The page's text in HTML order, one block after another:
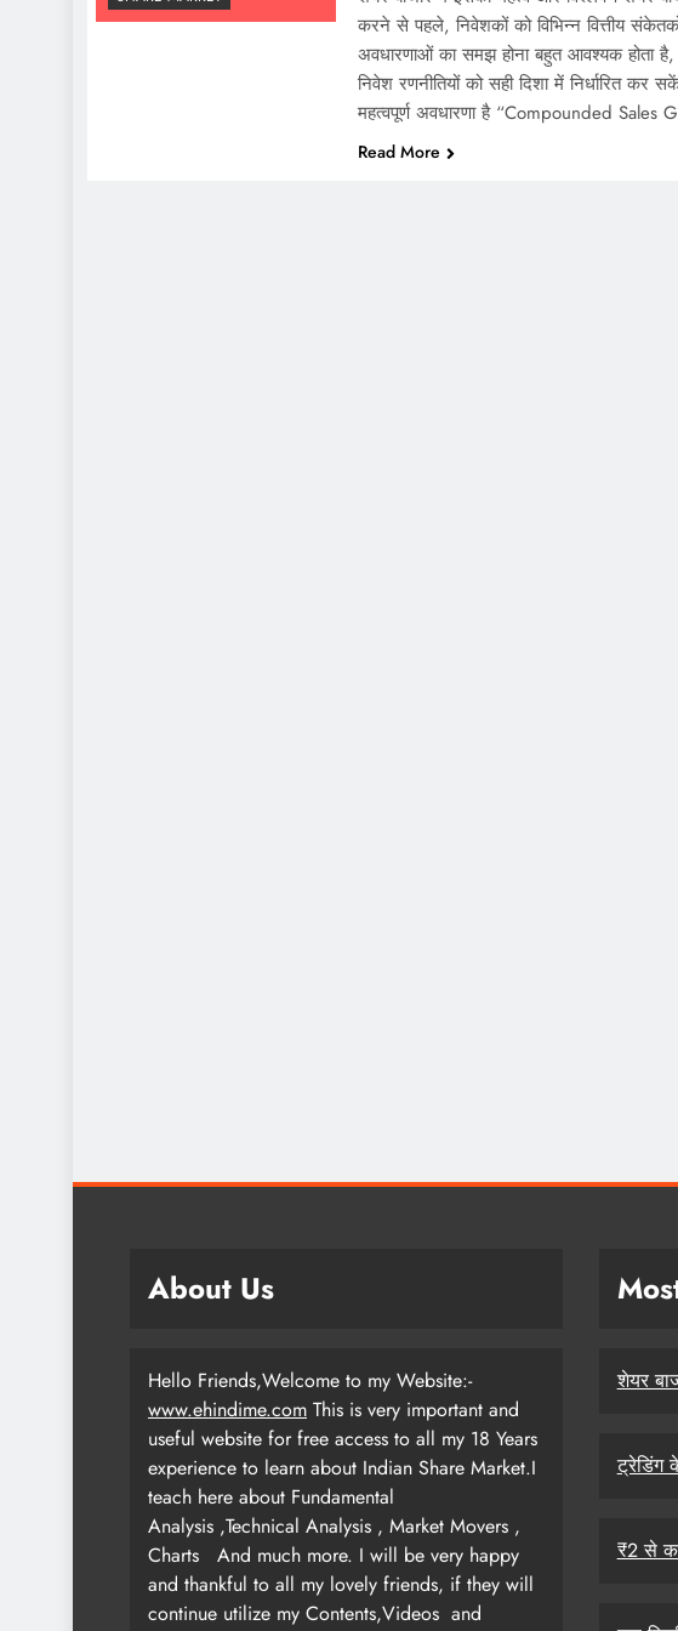
करने से पहले, निवेशकों को विभिन्न वित्तीय
अवधारणाओं का समझ होना बहुत आवश्यक होता है,
निवेश रणनीतियों को सही दिशा में निर्धारित कर
महत्वपूर्ण अवधारणा है “Compounded Sales
Read More
About Us
Hello Friends,Welcome to my Website:-
www.ehindime.com This is very important and
useful website for free access to all my 18 Years
experience to learn about Indian Share Market.I
teach here about Fundamental
Analysis ,Technical Analysis , Market Movers ,
Charts
And much more. I will be very happy
and thankful to all my lovely friends, if they will
continue utilize my Contents,Videos and
शेयर
ट्रेडिंग
₹2 से